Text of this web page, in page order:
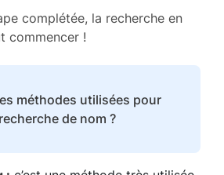
complétée, la recherche en
commencer !
méthodes utilisées pour
de nom ?